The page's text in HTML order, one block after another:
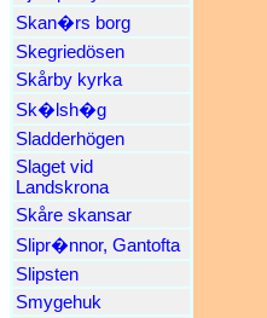
Skan�rs borg
Skegriedösen
Skårby kyrka
Sk�lsh�g
Sladderhögen
Slaget vid
Landskrona
Skåre skansar
Slipr�nnor, Gantofta
Slipsten
Smygehuk